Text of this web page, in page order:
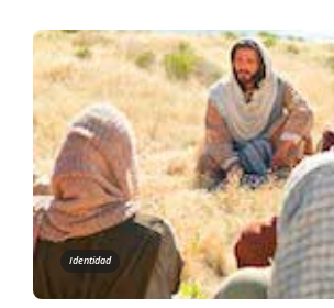
Identidad